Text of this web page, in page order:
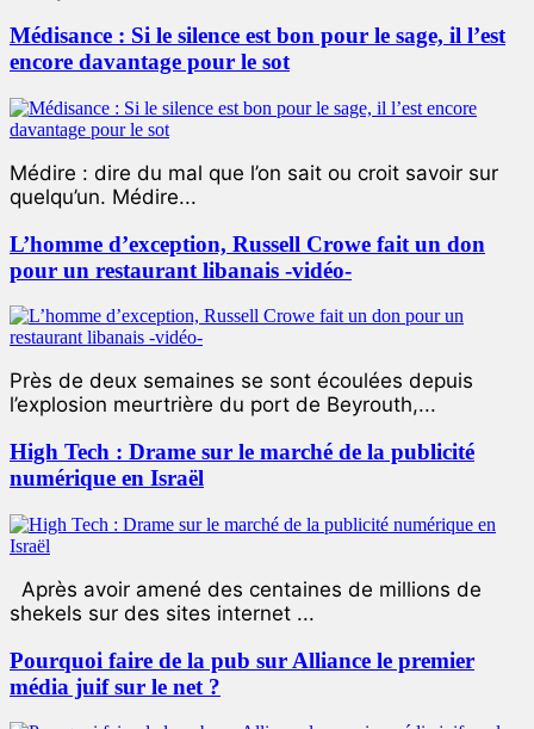
Médisance : Si le silence est bon pour le sage, il l’est
encore davantage pour le sot
Médire : dire du mal que l’on sait ou croit savoir sur
quelqu’un. Médire...
L’homme d’exception, Russell Crowe fait un don
pour un restaurant libanais -vidéo-
Près de deux semaines se sont écoulées depuis
l’explosion meurtrière du port de Beyrouth,...
High Tech : Drame sur le marché de la publicité
numérique en Israël
Après avoir amené des centaines de millions de
shekels sur des sites internet ...
Pourquoi faire de la pub sur Alliance le premier
média juif sur le net ?